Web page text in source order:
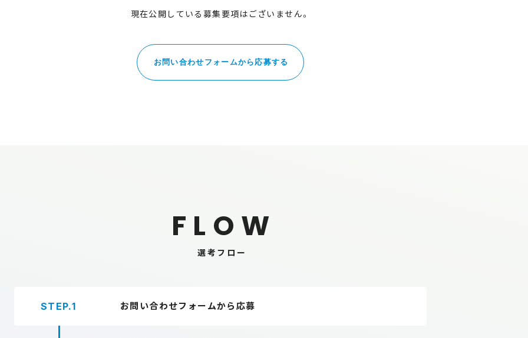
現在公開している募集要項はございません。
お問い合わせフォームから応募する
F L O W
選考フロー
STEP.1 お問い合わせフォームから応募